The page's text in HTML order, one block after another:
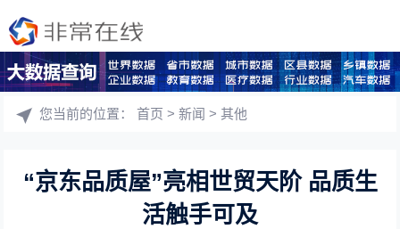
您当前的位置：首页 >新闻 >其他
“京东品质屋”亮相世贸天阶 品质生
活触手可及